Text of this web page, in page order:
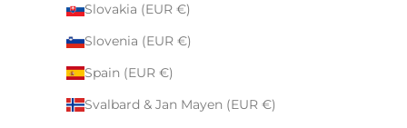
Slovakia (EUR €)
Slovenia (EUR €)
Spain (EUR €)
Svalbard & Jan Mayen (EUR €)